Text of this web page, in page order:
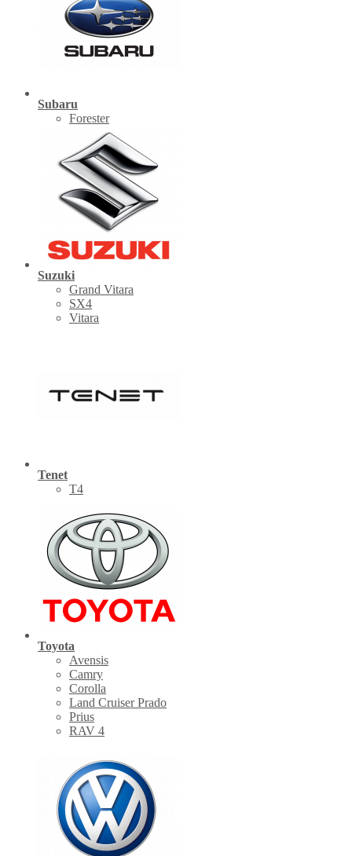
Subaru
Forester
Suzuki
Grand Vitara
SX4
Vitara
Tenet
Т4
Toyota
Avensis
Camry
Corolla
Land Cruiser Prado
Prius
RAV 4